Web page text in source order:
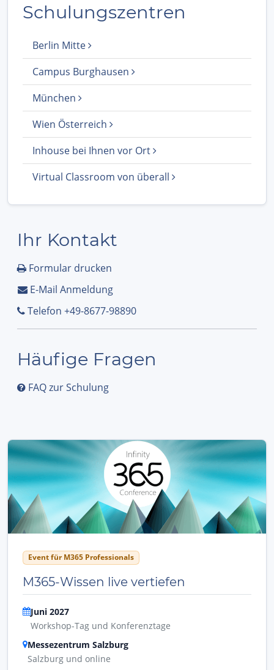
Schulungszentren
Berlin Mitte
Campus Burghausen
München
Wien Österreich
Inhouse bei Ihnen vor Ort
Virtual Classroom von überall
Ihr Kontakt
Formular drucken
E-Mail Anmeldung
Telefon +49-8677-98890
Häufige Fragen
FAQ zur Schulung
Event für M365 Professionals
M365-Wissen live vertiefen
Juni 2027
Workshop-Tag und Konferenztage
Messezentrum Salzburg
Salzburg und online